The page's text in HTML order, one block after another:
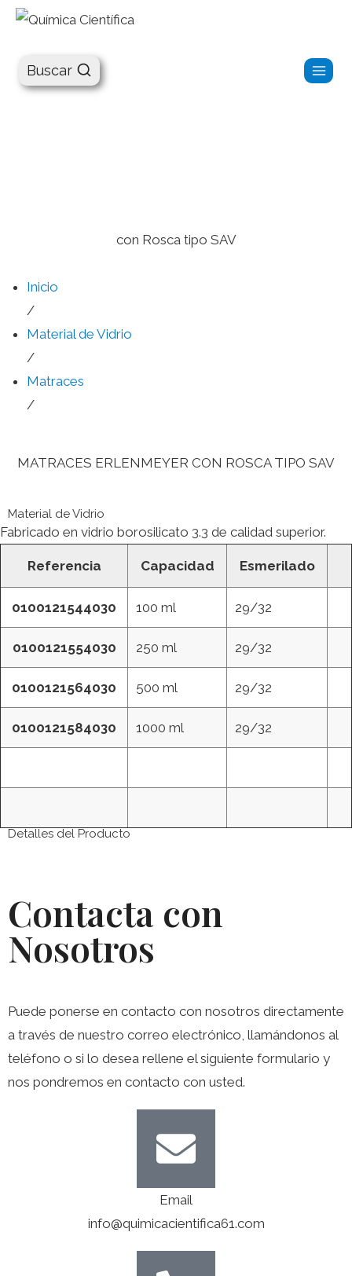
Buscar
con Rosca tipo SAV
Inicio
/
Material de Vidrio
/
Matraces
/
MATRACES ERLENMEYER CON ROSCA TIPO SAV
Material de Vidrio
Fabricado en vidrio borosilicato 3.3 de calidad superior.
Referencia Capacidad Esmerilado
0100121544030 100 ml 29/32
0100121554030 250 ml 29/32
0100121564030 500 ml 29/32
0100121584030 1000 ml 29/32
Detalles del Producto
Contacta con
Nosotros
Puede ponerse en contacto con nosotros directamente
a través de nuestro correo electrónico, llamándonos al
teléfono o si lo desea rellene el siguiente formulario y
nos pondremos en contacto con usted.
Email
info@quimicacientifica61.com